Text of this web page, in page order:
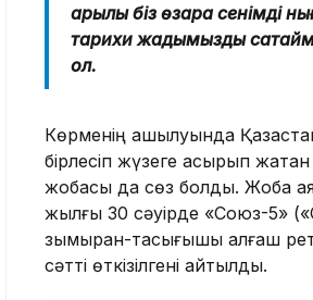
арқылы біз өзара сенімді
тарихи жадымызды
ол.
Көрменің ашылуында
бірлесіп жүзеге асырып
жобасы да сөз болды. Жоба
жылғы 30 сәуірде «Союз-5»
зымыран-тасығышы алғаш рет
сәтті өткізілгені айтылды.